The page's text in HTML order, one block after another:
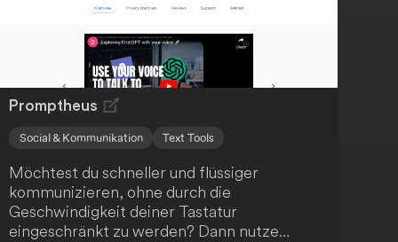
der KI-Anwendung über den Inhalt und
mache deine Medien so für ein breites
Publikum zugänglich.
Promptheus
Social & Kommunikation Text Tools
Möchtest du schneller und flüssiger
kommunizieren, ohne durch die
Geschwindigkeit deiner Tastatur
eingeschränkt zu werden? Dann nutze